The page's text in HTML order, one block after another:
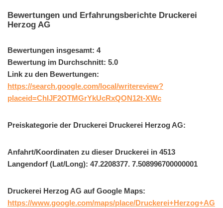
Bewertungen und Erfahrungsberichte Druckerei
Herzog AG
Bewertungen insgesamt: 4
Bewertung im Durchschnitt: 5.0
Link zu den Bewertungen:
https://search.google.com/local/writereview?
placeid=ChIJF2OTMGrYkUcRxQON12t-XWc
Preiskategorie der Druckerei Druckerei Herzog AG:
Anfahrt/Koordinaten zu dieser Druckerei in 4513
Langendorf (Lat/Long): 47.2208377. 7.508996700000001
Druckerei Herzog AG auf Google Maps:
https://www.google.com/maps/place/Druckerei+Herzog+AG